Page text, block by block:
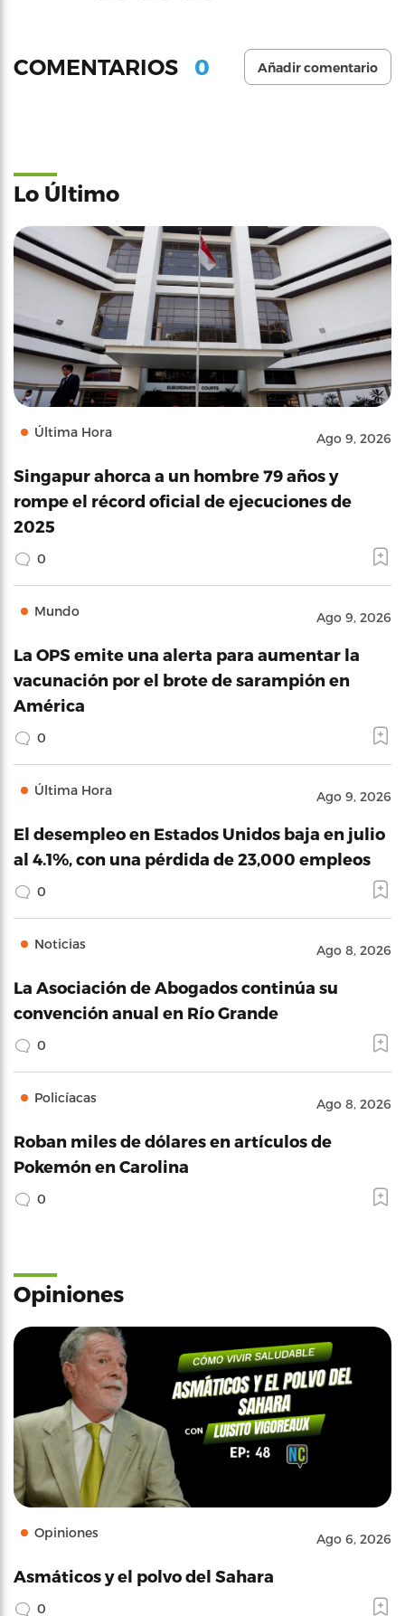
COMENTARIOS 0 Añadir comentario
Lo Último
Última Hora Ago 9, 2026
Singapur ahorca a un hombre 79 años y
rompe el récord oficial de ejecuciones de
2025
0
Mundo Ago 9, 2026
La OPS emite una alerta para aumentar la
vacunación por el brote de sarampión en
América
0
Última Hora Ago 9, 2026
El desempleo en Estados Unidos baja en julio
al 4.1%, con una pérdida de 23,000 empleos
0
Noticias Ago 8, 2026
La Asociación de Abogados continúa su
convención anual en Río Grande
0
Policíacas Ago 8, 2026
Roban miles de dólares en artículos de
Pokemón en Carolina
0
Opiniones
Opiniones Ago 6, 2026
Asmáticos y el polvo del Sahara
0